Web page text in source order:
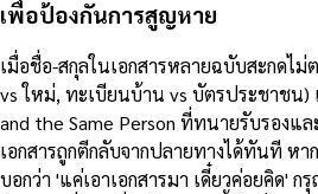
เพื่อป้องกันการสูญหาย
เมื่อชื่อ-สกุลในเอกสารหลายฉบับสะกดไม่
vs ใหม่, ทะเบียนบ้าน vs บัตรประชาชน)
and the Same Person ที่ทนายรับรองแ
เอกสารถูกตีกลับจากปลายทางได้ทันที ห
บอกว่า 'แค่เอาเอกสารมา เดี๋ยวค่อยคิด' ก